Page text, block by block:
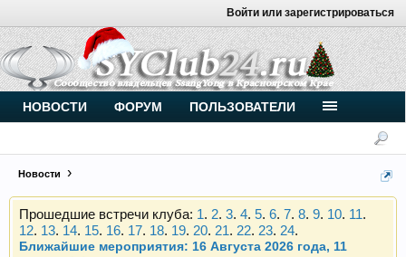
Войти или зарегистрироваться
Новости
Внимание, новые участники нашего клуба!
Основное общение происходит вTelegram-чате.
Присоединяйтесь.
Чип-тюнинг (прошивка) дизелей от
12
19 20 .21. 22 .23. 24
Ближайшие мероприятия: 16 Августа 2026 года, 11
лет клубу!
НОВОСТИ ФОРУМ ПОЛЬЗОВАТЕЛИ